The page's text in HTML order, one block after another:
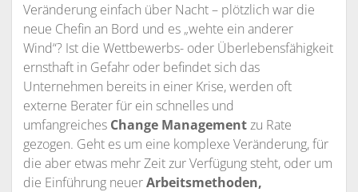
Veränderung einfach über Nacht – plötzlich war die
neue Chefin an Bord und es „wehte ein anderer
Wind“? Ist die Wettbewerbs- oder Überlebensfähigkeit
ernsthaft in Gefahr oder befindet sich das
Unternehmen bereits in einer Krise, werden oft
externe Berater für ein schnelles und
umfangreiches Change Managementzu Rate
gezogen. Geht es um eine komplexe Veränderung, für
die aber etwas mehr Zeit zur Verfügung steht, oder um
die Einführung neuerArbeitsmethoden,